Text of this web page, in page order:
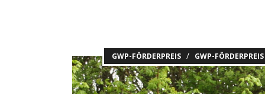
GWP-FÖRDERPREIS / GWP-